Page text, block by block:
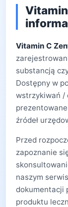
Vitamin C
substancją
Dostępny w
wstrzykiwań /
źródeł
Przed
zapoznanie
naszym
dokumentacji
produktu